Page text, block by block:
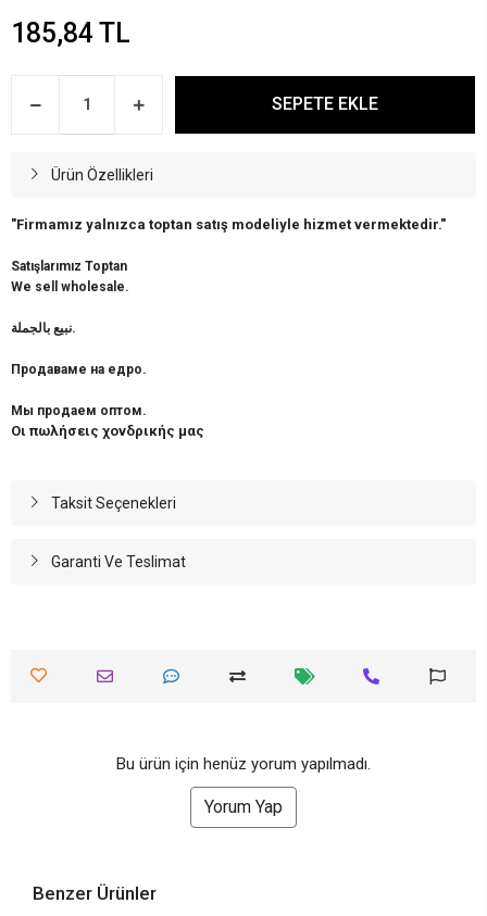
185,84 TL
SEPETE EKLE
Ürün Özellikleri
"Firmamız yalnızca toptan satış modeliyle hizmet vermektedir."
Satışlarımız Toptan
We sell wholesale.
نبيع بالجملة.
Продаваме на едро.
Мы продаем оптом.
Οι πωλήσεις χονδρικής μας
Taksit Seçenekleri
Garanti Ve Teslimat
Bu ürün için henüz yorum yapılmadı.
Yorum Yap
Benzer Ürünler